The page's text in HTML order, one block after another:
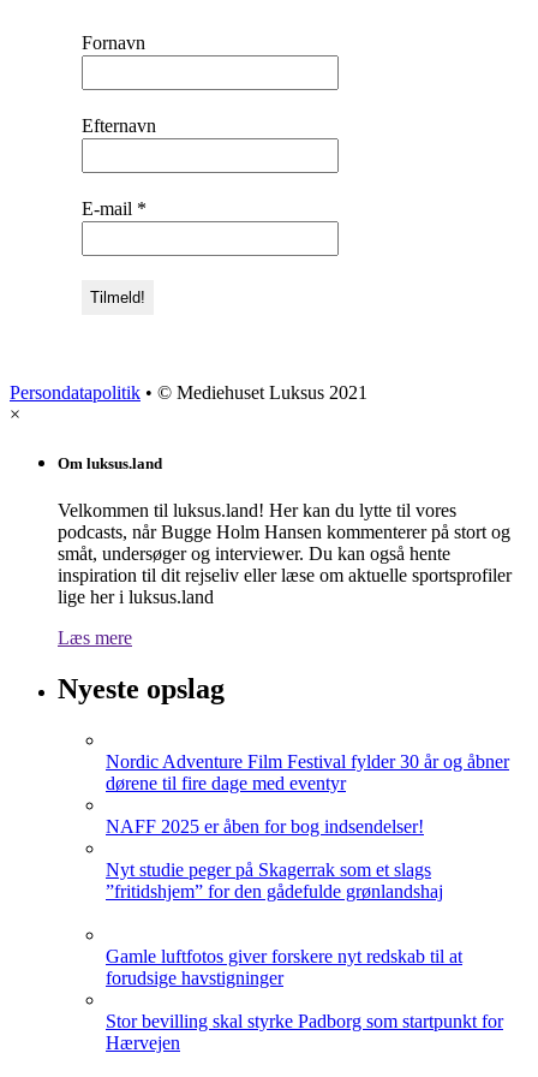
Fornavn
Efternavn
E-mail *
Persondatapolitik • © Mediehuset Luksus 2021
×
Om luksus.land
Velkommen til luksus.land! Her kan du lytte til vores
podcasts, når Bugge Holm Hansen kommenterer på stort og
småt, undersøger og interviewer. Du kan også hente
inspiration til dit rejseliv eller læse om aktuelle sportsprofiler
lige her i luksus.land
Læs mere
Nyeste opslag
Nordic Adventure Film Festival fylder 30 år og åbner
dørene til fire dage med eventyr
NAFF 2025 er åben for bog indsendelser!
Nyt studie peger på Skagerrak som et slags
”fritidshjem” for den gådefulde grønlandshaj
Gamle luftfotos giver forskere nyt redskab til at
forudsige havstigninger
Stor bevilling skal styrke Padborg som startpunkt for
Hærvejen